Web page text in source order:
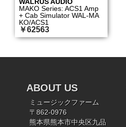
WALRUS AUDIO
MAKO Series: ACS1 Amp
+ Cab Simulator WAL-MA
KO/ACS1
￥62563
ABOUT US
ミュージックファーム
〒862-0976
熊本県熊本市中央区九品